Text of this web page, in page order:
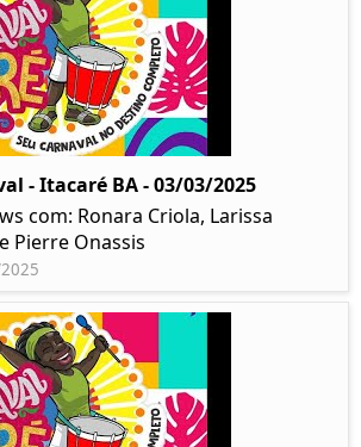
- Itacaré BA - 03/03/2025
com: Ronara Criola, Larissa
Pierre Onassis